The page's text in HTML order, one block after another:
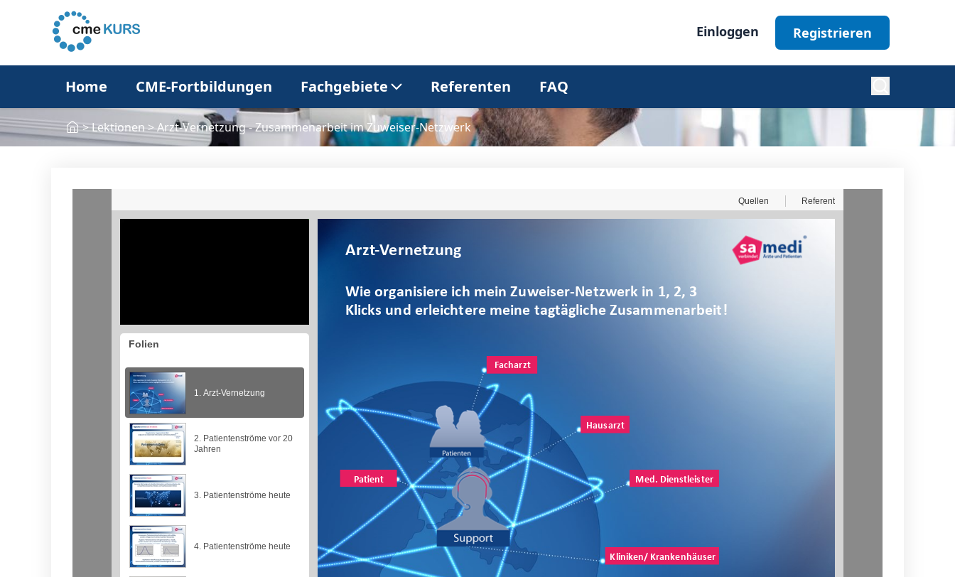
Einloggen Registrieren
Home CME-Fortbildungen Fachgebiete
Allgemeinmedizin Dermatologie Diabetes
Nephrologie
Neurologie Ophthalmologie
Pneumologie Urologie
Referenten FAQ
>Lektionen>Arzt-Vernetzung - Zusammenarbeit im Zuweiser-Netzwerk